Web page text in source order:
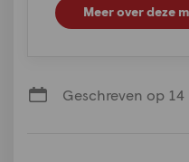
Meer over deze
Geschreven op 14